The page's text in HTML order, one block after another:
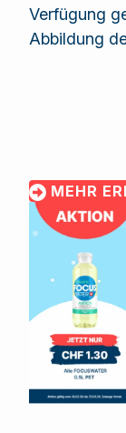
Verfügung
Abbildung
MEHR